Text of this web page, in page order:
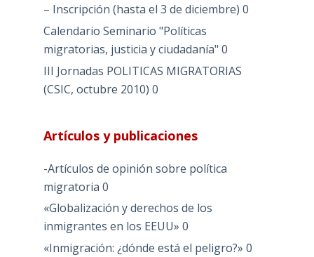
– Inscripción (hasta el 3 de diciembre) 0
Calendario Seminario "Políticas
migratorias, justicia y ciudadanía" 0
III Jornadas POLITICAS MIGRATORIAS
(CSIC, octubre 2010) 0
Artículos y publicaciones
-Artículos de opinión sobre política
migratoria 0
«Globalización y derechos de los
inmigrantes en los EEUU» 0
«Inmigración: ¿dónde está el peligro?» 0